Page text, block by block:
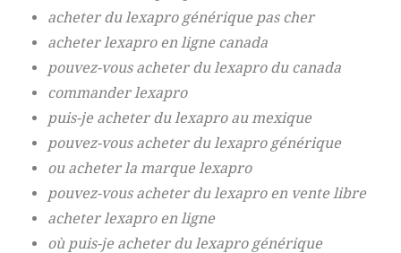
acheter du lexapro générique pas cher
acheter lexapro en ligne canada
pouvez-vous acheter du lexapro du canada
commander lexapro
puis-je acheter du lexapro au mexique
pouvez-vous acheter du lexapro générique
ou acheter la marque lexapro
pouvez-vous acheter du lexapro en vente libre
acheter lexapro en ligne
où puis-je acheter du lexapro générique